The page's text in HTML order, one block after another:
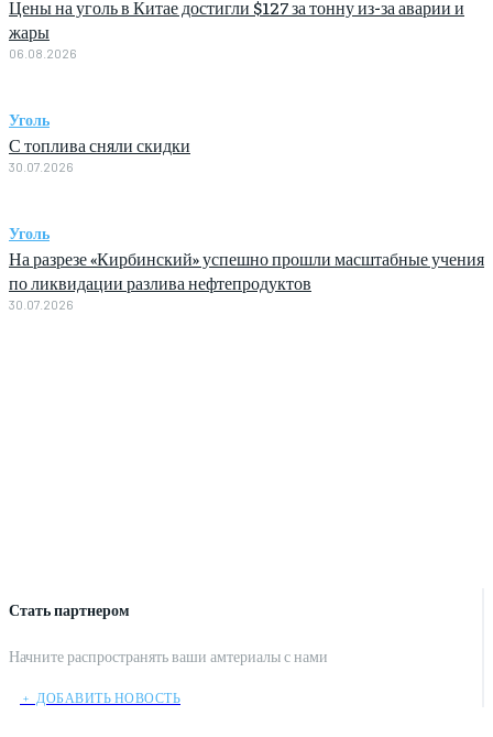
Стать партнером
Начните распространять ваши амтериалы с нами
﹢ ДОБАВИТЬ НОВОСТЬ
Цены на уголь в Китае достигли $127 за тонну из-за аварии и
жары
06.08.2026
Уголь
С топлива сняли скидки
30.07.2026
Уголь
На разрезе «Кирбинский» успешно прошли масштабные учения
по ликвидации разлива нефтепродуктов
30.07.2026